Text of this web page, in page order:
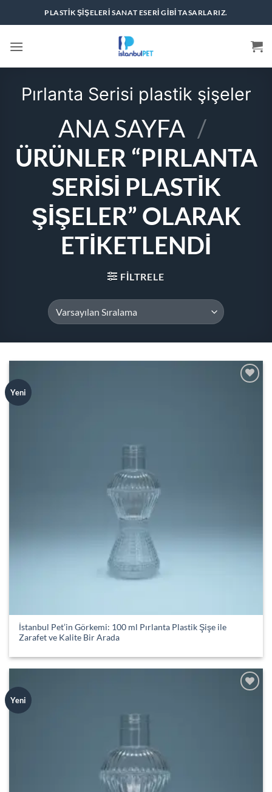
atla
PLASTIK ŞIŞELERI SANAT ESERI GIBI TASARLARIZ.
Pırlanta Serisi plastik şişeler
ANA SAYFA /
ÜRÜNLER “PIRLANTA
SERISI PLASTIK
ŞIŞELER” OLARAK
ETIKETLENDI
FILTRELE
Yeni
İstanbul Pet’in Görkemi: 100 ml Pırlanta Plastik Şişe ile
Zarafet ve Kalite Bir Arada
Yeni